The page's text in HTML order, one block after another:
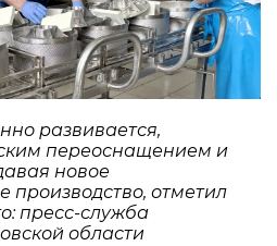
развивается,
переоснащением и
новое
производство, отметил
пресс-служба
области